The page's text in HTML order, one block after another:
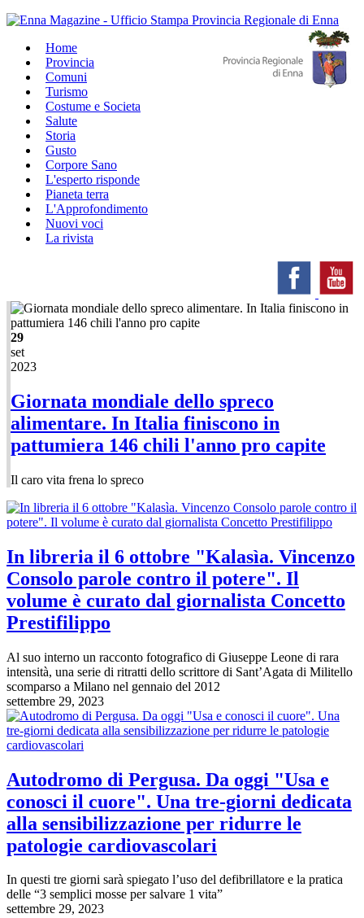
Home
Provincia
Comuni
Turismo
Costume e Societa
Salute
Storia
Gusto
Corpore Sano
L'esperto risponde
Pianeta terra
L'Approfondimento
Nuovi voci
La rivista
29
set
2023
Giornata mondiale dello spreco
alimentare. In Italia finiscono in
pattumiera 146 chili l'anno pro capite
Il caro vita frena lo spreco
In libreria il 6 ottobre "Kalasìa. Vincenzo
Consolo parole contro il potere". Il
volume è curato dal giornalista Concetto
Prestifilippo
Al suo interno un racconto fotografico di Giuseppe Leone di rara
intensità, una serie di ritratti dello scrittore di Sant’Agata di Militello
scomparso a Milano nel gennaio del 2012
settembre 29, 2023
Autodromo di Pergusa. Da oggi "Usa e
conosci il cuore". Una tre-giorni dedicata
alla sensibilizzazione per ridurre le
patologie cardiovascolari
In questi tre giorni sarà spiegato l’uso del defibrillatore e la pratica
delle “3 semplici mosse per salvare 1 vita”
settembre 29, 2023